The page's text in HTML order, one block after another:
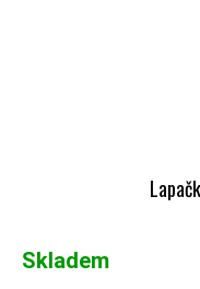
Skladem